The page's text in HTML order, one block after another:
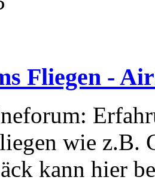
Fliegen -
wie z.B.
kann hier